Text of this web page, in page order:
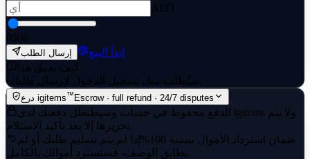
AED
0500
إرسال الطلب
ابدأ البيع
كيف يعمل هذا
·
درع igitems™Escrow · full refund · 24/7 disputes
الدفع محفوظ في حساب وسيط تظل دفعتك لدى igitems ولا يتم
تحريرها إلا بعد تأكيد الاستلام.
ضمان استرداد الأموال بنسبة 100%
إذا لم يتم تسليم طلبك أو لم
يطابق الوصف، فستسترد أموالك بالكامل.